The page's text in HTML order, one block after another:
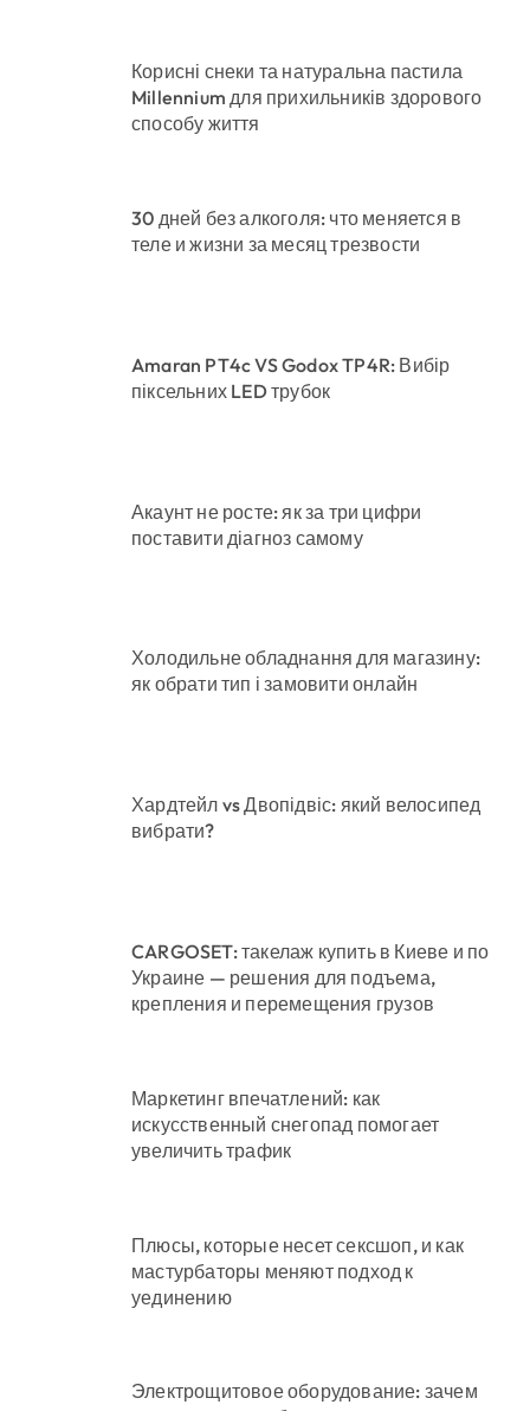
Корисні снеки та натуральна пастила
Millennium для прихильників здорового
способу життя
30 дней без алкоголя: что меняется в
теле и жизни за месяц трезвости
Amaran PT4c VS Godox TP4R: Вибір
піксельних LED трубок
Акаунт не росте: як за три цифри
поставити діагноз самому
Холодильне обладнання для магазину:
як обрати тип і замовити онлайн
Хардтейл vs Двопідвіс: який велосипед
вибрати?
CARGOSET: такелаж купить в Киеве и по
Украине — решения для подъема,
крепления и перемещения грузов
Маркетинг впечатлений: как
искусственный снегопад помогает
увеличить трафик
Плюсы, которые несет сексшоп, и как
мастурбаторы меняют подход к
уединению
Электрощитовое оборудование: зачем